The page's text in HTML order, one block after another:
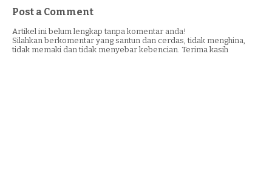
Post a Comment
Artikel ini belum lengkap tanpa komentar anda!
Silahkan berkomentar yang santun dan cerdas, tidak menghina,
tidak memaki dan tidak menyebar kebencian. Terima kasih